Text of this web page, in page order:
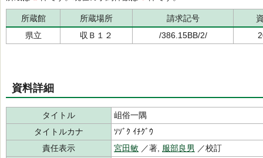
所蔵館 所蔵場所 請求記号
県立
収Ｂ１２ /386.15BB/2/
資料詳細
タイトル
岨俗一隅
タイトルカナ
ｿｿﾞｸ ｲﾁｸﾞｳ
責任表示
宮田敏 ／著, 服部良男 ／校訂